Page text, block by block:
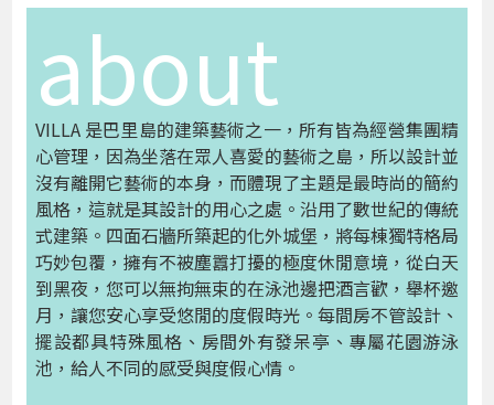
about
VILLA 是巴里島的建築藝術之一，所有皆為經營集團精
心管理，因為坐落在眾人喜愛的藝術之島，所以設計並
沒有離開它藝術的本身，而體現了主題是最時尚的簡約
風格，這就是其設計的用心之處。沿用了數世紀的傳統
式建築。四面石牆所築起的化外城堡，將每棟獨特格局
巧妙包覆，擁有不被塵囂打擾的極度休閒意境，從白天
到黑夜，您可以無拘無束的在泳池邊把酒言歡，舉杯邀
月，讓您安心享受悠閒的度假時光。每間房不管設計、
擺設都具特殊風格、房間外有發呆亭、專屬花園游泳
池，給人不同的感受與度假心情。